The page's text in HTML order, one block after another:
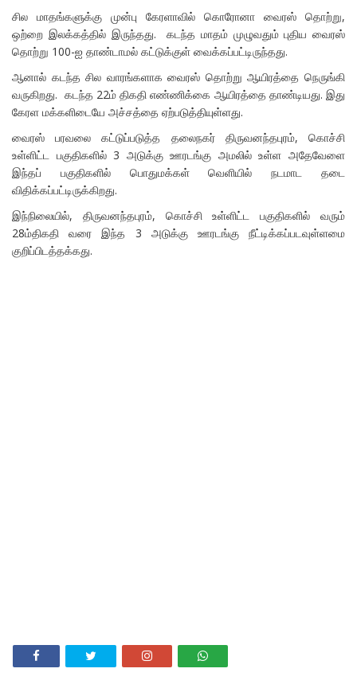
சில மாதங்களுக்கு முன்பு கேரளாவில் கொரோனா வைரஸ் தொற்று,
ஒற்றை இலக்கத்தில் இருந்தது. கடந்த மாதம் முழுவதும் புதிய வைரஸ்
தொற்று 100-ஐ தாண்டாமல் கட்டுக்குள் வைக்கப்பட்டிருந்தது.
ஆனால் கடந்த சில வாரங்களாக வைரஸ் தொற்று ஆயிரத்தை நெருங்கி
வருகிறது. கடந்த 22ம் திகதி எண்ணிக்கை ஆயிரத்தை தாண்டியது. இது
கேரள மக்களிடையே அச்சத்தை ஏற்படுத்தியுள்ளது.
வைரஸ் பரவலை கட்டுப்படுத்த தலைநகர் திருவனந்தபுரம், கொச்சி
உள்ளிட்ட பகுதிகளில் 3 அடுக்கு ஊரடங்கு அமலில் உள்ள அதேவேளை
இந்தப் பகுதிகளில் பொதுமக்கள் வெளியில் நடமாட தடை
விதிக்கப்பட்டிருக்கிறது.
இந்நிலையில், திருவனந்தபுரம், கொச்சி உள்ளிட்ட பகுதிகளில் வரும்
28ம்திகதி வரை இந்த 3 அடுக்கு ஊரடங்கு நீட்டிக்கப்படவுள்ளமை
குறிப்பிடத்தக்கது.